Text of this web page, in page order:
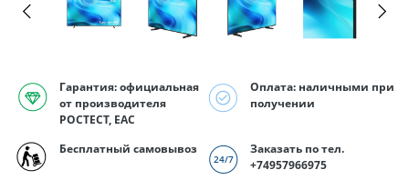
Гарантия: официальная
от производителя
РОСТЕСТ, EAC
Оплата: наличными при
получении
Бесплатный самовывоз
Заказать по тел.
+74957966975